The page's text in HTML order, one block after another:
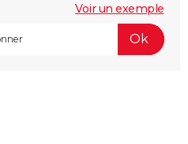
Voir un exemple